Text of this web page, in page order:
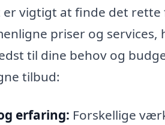
vigtigt at finde det
priser og
til dine behov og
tilbud:
erfaring: Forskellige